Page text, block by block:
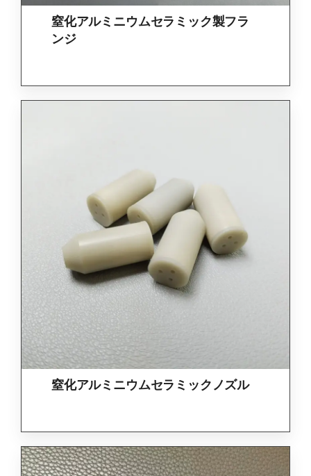
窒化アルミニウムセラミック製フラ
ンジ
窒化アルミニウムセラミックノズル